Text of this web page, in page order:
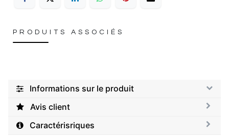
PRODUITS ASSOCIÉS
Informations sur le produit
Avis client
Caractérisriques